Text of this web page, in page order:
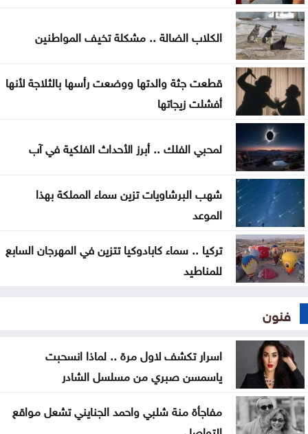
الدفاع اليمنية تؤكد سقوط قتلى وجرحى في هجوم
حوثي وتتوعد بالرد
تغيير مسار 49 سفينة وتعطيل سفينتين ضمن عمليات
فرض الحصار على إيران
المواصفات والمقاييس: لا شكاوى بشأن أسطوانات
الغاز الجديدة
الكلاب الضالة .. مشكلة تخيف المواطنين
قطعت جثة والدتها ووضعت رأسها بالثلاجة لأنها
أفشلت زيجاتها
لمحبي الفلك .. أبرز الأحداث الفلكية في آب
شهب البرشاويات تزين سماء المملكة بهذا
الموعد
تركيا .. سماء كابادوكيا تتزين في المهرجان السابع
للمناطيد
فنون
اسرار تكشف لاول مرة .. لماذا انسحبت
ياسمسن صبري من مسلسل الشادر
مفاجأة منة شلبي واحمد الجنايني تشعل مواقع